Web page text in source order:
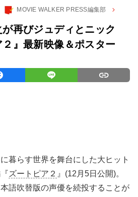
MOVIE WALKER PRESS編集部
再びジュディとニック
』最新映像＆ポスター
暮らす世界を舞台にした大ヒット
ズートピア２ 』(12月5日公開)。
語吹替版の声優を続投することが